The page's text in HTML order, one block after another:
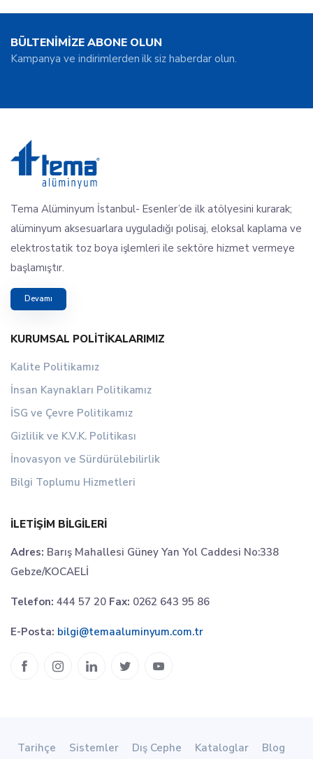
BÜLTENİMİZE ABONE OLUN
Kampanya ve indirimlerden ilk siz haberdar olun.
Tema Alüminyum İstanbul- Esenler’de ilk atölyesini kurarak;
alüminyum aksesuarlara uyguladığı polisaj, eloksal kaplama ve
elektrostatik toz boya işlemleri ile sektöre hizmet vermeye
başlamıştır.
Devamı
KURUMSAL POLITIKALARIMIZ
Kalite Politikamız
İnsan Kaynakları Politikamız
İSG ve Çevre Politikamız
Gizlilik ve K.V.K. Politikası
İnovasyon ve Sürdürülebilirlik
Bilgi Toplumu Hizmetleri
İLETIŞIM BILGILERI
Adres: Barış Mahallesi Güney Yan Yol Caddesi No:338
Gebze/KOCAELİ
Telefon: 444 57 20 Fax: 0262 643 95 86
E-Posta: bilgi@temaaluminyum.com.tr
Tarihçe Sistemler Dış Cephe Kataloglar Blog